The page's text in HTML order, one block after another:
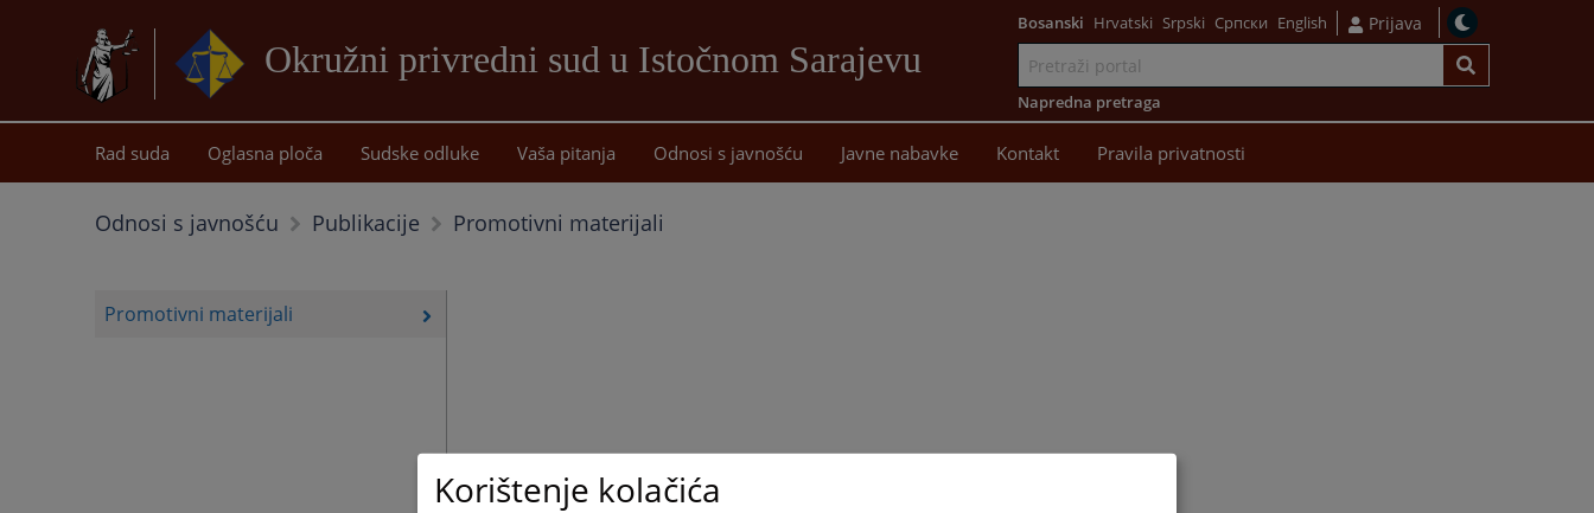
Okružni privredni sud u Istočnom Sarajevu
sadržaj
Bosanski Hrvatski Srpski Српски English Prijava
Napredna pretraga
Rad suda Oglasna ploča Sudske odluke Vaša pitanja Odnosi s javnošću Javne nabavke Kontakt Pravila privatnosti
Odnosi s javnošću Publikacije Promotivni materijali
Promotivni materijali
Korištenje kolačića